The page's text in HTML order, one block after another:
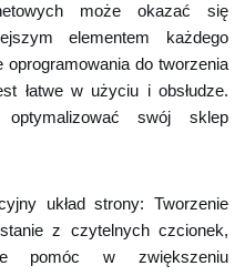
może okazać się
elementem każdego
do tworzenia
łatwe w użyciu i obsłudze.
swój sklep
układ strony: Tworzenie
z czytelnych czcionek,
pomóc w zwiększeniu